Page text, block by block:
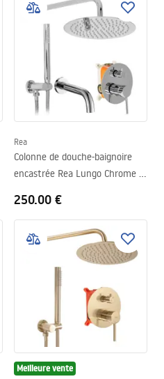
Rea
Colonne de douche-baignoire
encastrée Rea Lungo Chrome +
250.00 €
Meilleure vente